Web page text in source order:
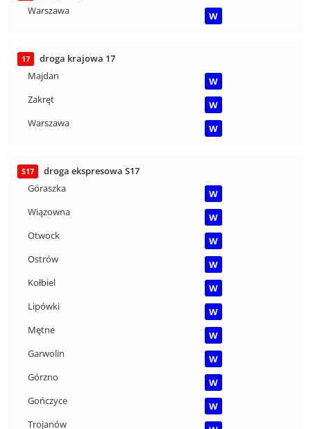
Warszawa
W
17
droga krajowa 17
Majdan
W
Zakręt
W
Warszawa
W
S17
droga ekspresowa S17
Góraszka
W
Wiązowna
W
Otwock
W
Ostrów
W
Kołbiel
W
Lipówki
W
Mętne
W
Garwolin
W
Górzno
W
Gończyce
W
Trojanów